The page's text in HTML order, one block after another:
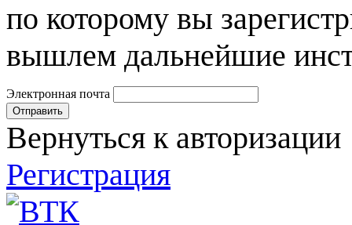
по которому вы
вышлем дальнейшие
Электронная почта
Вернуться к авторизации
Регистрация